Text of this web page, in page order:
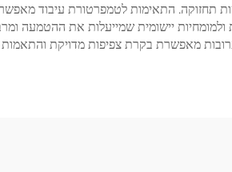
התאימות לטמפרטורת עיבוד מאפשרת
יישומית שמייעלות את ההטמעה
מאפשרת בקרת צפיפות מדויקת והתאמות